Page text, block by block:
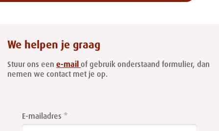
We helpen je graag
Stuur ons een e-mail of gebruik onderstaand formulier, dan
nemen we contact met je op.
this
field
E-mailadres